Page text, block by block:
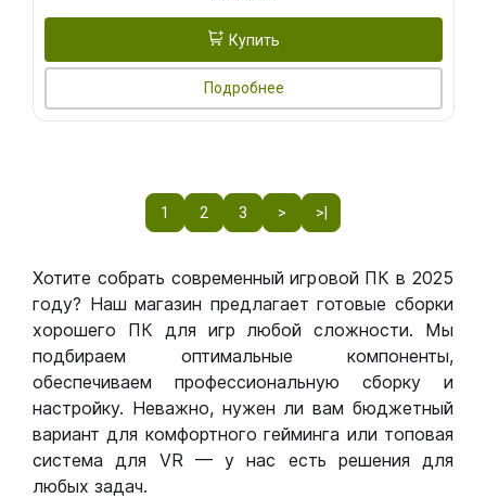
Купить
Подробнее
1 2 3 > >|
Хотите собрать современный игровой ПК в 2025
году? Наш магазин предлагает готовые сборки
хорошего ПК для игр любой сложности. Мы
подбираем оптимальные компоненты,
обеспечиваем профессиональную сборку и
настройку. Неважно, нужен ли вам бюджетный
вариант для комфортного гейминга или топовая
система для VR — у нас есть решения для
любых задач.